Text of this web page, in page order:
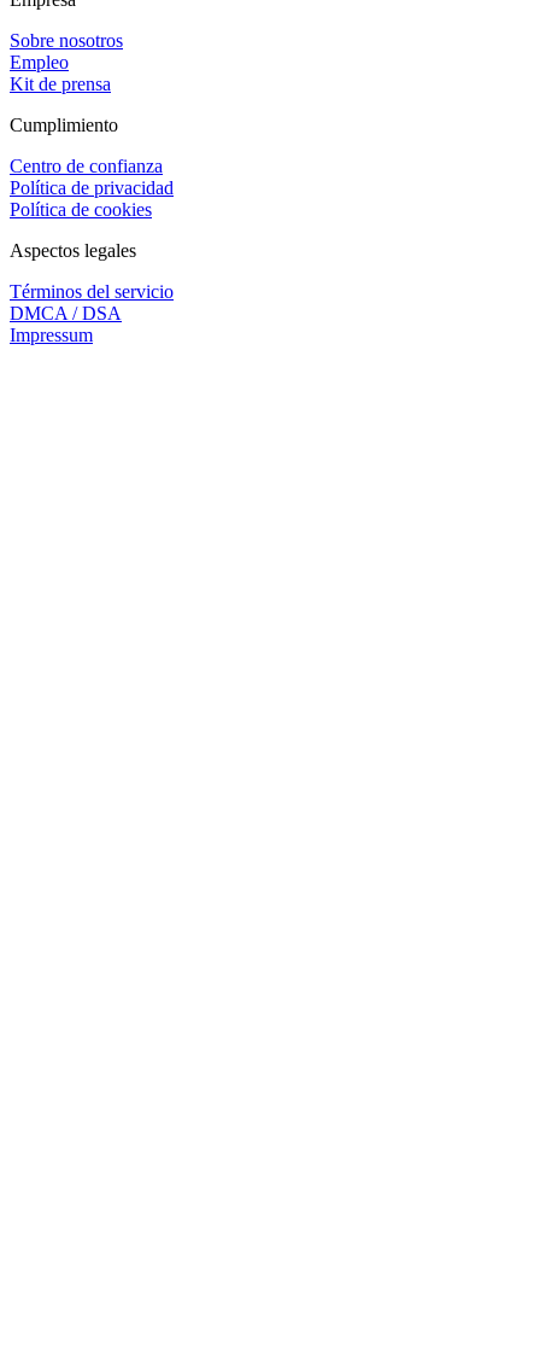
Sobre nosotros
Empleo
Kit de prensa
Cumplimiento
Centro de confianza
Política de privacidad
Política de cookies
Aspectos legales
Términos del servicio
DMCA / DSA
Impressum